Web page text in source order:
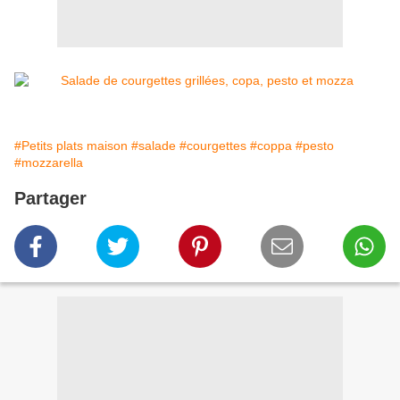
#Petits plats maison #salade #courgettes #coppa #pesto
#mozzarella
Partager